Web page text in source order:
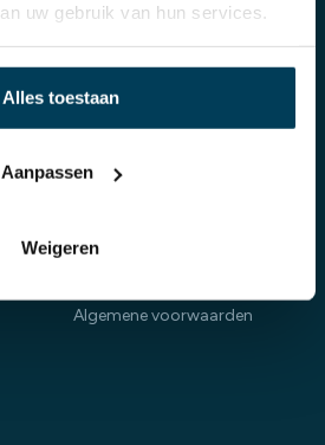
uw gebruik van hun services.
Alles toestaan
Aanpassen
Weigeren
Klantenservice
Bestellen
Garantie
Algemene voorwaarden